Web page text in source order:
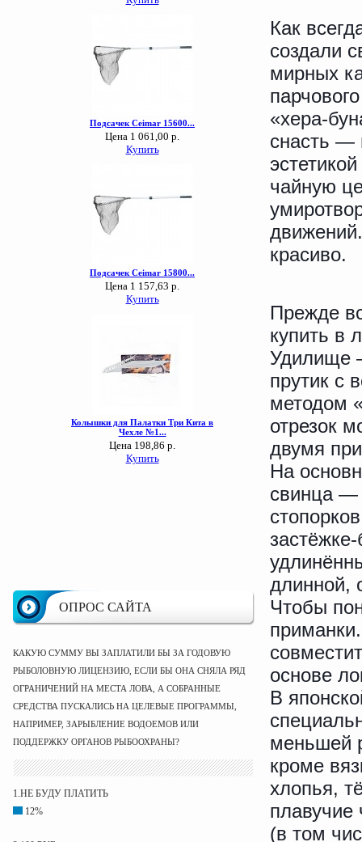
ОПРОС САЙТА
КАКУЮ СУММУ ВЫ ЗАПЛАТИЛИ БЫ ЗА ГОДОВУЮ
РЫБОЛОВНУЮ ЛИЦЕНЗИЮ, ЕСЛИ БЫ ОНА СНЯЛА РЯД
ОГРАНИЧЕНИЙ НА МЕСТА ЛОВА, А СОБРАННЫЕ
СРЕДСТВА ПУСКАЛИСЬ НА ЦЕЛЕВЫЕ ПРОГРАММЫ,
НАПРИМЕР, ЗАРЫБЛЕНИЕ ВОДОЕМОВ ИЛИ
ПОДДЕРЖКУ ОРГАНОВ РЫБООХРАНЫ?
1.НЕ БУДУ ПЛАТИТЬ
12%
Как
создали
мирных
«хера-
снасть —
чайную
красиво.
Прежде
купить в
Удилище
прутик с
методом
отрезок
двумя
На
свинца —
длинной,
Чтобы
основе
В
меньшей
кроме
хлопья,
плавучие
(в том